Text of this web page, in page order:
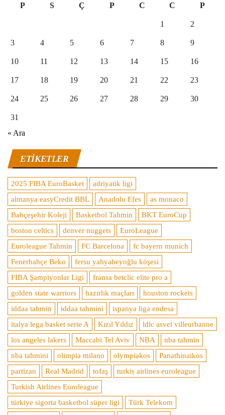
P
S Ç P C C P
1 2
3 4 5 6 7 8 9
10 11 12 13 14 15 16
17 18 19 20 21 22 23
24 25 26 27 28 29 30
31
« Ara
ETIKETLER
2025 FIBA EuroBasket
adriyatik ligi
almanya easyCredit BBL
Anadolu Efes
as monaco
Bahçeşehir Koleji
Basketbol Tahmin
BKT EuroCup
boston celtics
denver nuggets
EuroLeague
Euroleague Tahmin
FC Barcelona
fc bayern munich
Fenerbahçe Beko
fersu yahyabeyoğlu köşesi
FIBA Şampiyonlar Ligi
fransa betclic elite pro a
golden state warriors
hazırlık maçları
houston rockets
iddaa tahmin
iddaa tahmini
ispanya liga endesa
italya lega basket serie A
Kızıl Yıldız
ldlc asvel villeurbanne
los angeles lakers
Maccabi Tel Aviv NBA
nba tahmin
nba tahmini
olimpia milano olympiakos
Panathinaikos
partizan
Real Madrid tofaş
turkis airlines euroleague
Turkish Airlines Euroleague
türkiye sigorta basketbol süper ligi
Türk Telekom